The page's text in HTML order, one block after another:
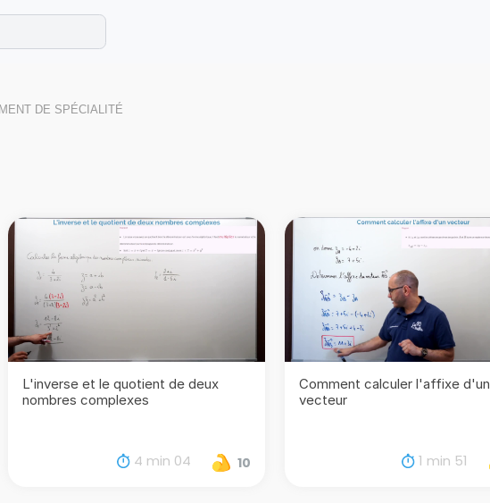
maths cet été !
des exercices corrigés en vidéo.
DE SPÉCIALITÉ
L'inverse et le quotient de deux
nombres complexes
4 min 04 10
Comment calculer l'affixe d'un
vecteur
1 min 51